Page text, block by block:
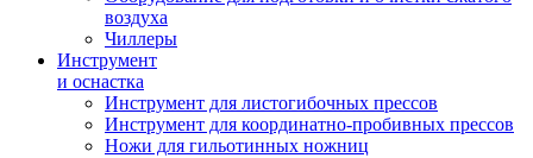
воздуха
Чиллеры
Инструмент
и оснастка
Инструмент для листогибочных прессов
Инструмент для координатно-пробивных прессов
Ножи для гильотинных ножниц